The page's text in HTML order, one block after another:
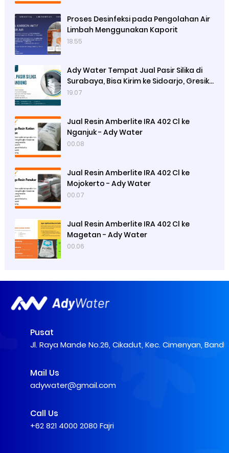
Proses Desinfeksi pada Pengolahan Air
Limbah Menggunakan Kaporit
18.55
Ady Water Tempat Jual Pasir Silika di
Surabaya, Bisa Kirim ke Sidoarjo, Gresik,
Semarang
19.07
Jual Resin Amberlite IRA 402 Cl ke
Nganjuk - Ady Water
00.08
Jual Resin Amberlite IRA 402 Cl ke
Mojokerto - Ady Water
00.07
Jual Resin Amberlite IRA 402 Cl ke
Magetan - Ady Water
00.06
Pusat
Jl. Raya Mande No.26, Cikadut, Kec. Cimenyan,
Mail Us
adywater@gmail.com
Call Us
+62 821 4000 2080 Fajri